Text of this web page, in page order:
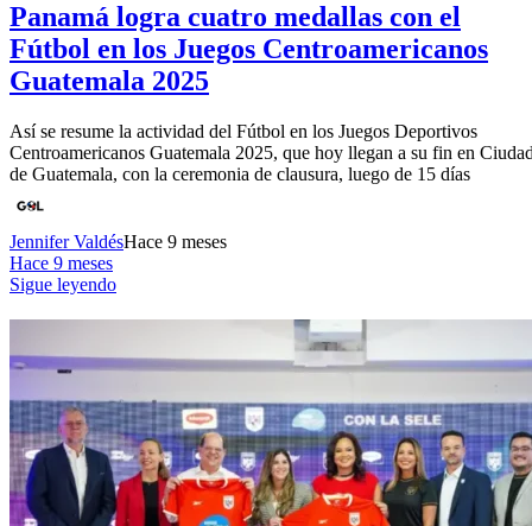
Panamá logra cuatro medallas con el
Fútbol en los Juegos Centroamericanos
Guatemala 2025
Así se resume la actividad del Fútbol en los Juegos Deportivos
Centroamericanos Guatemala 2025, que hoy llegan a su fin en
de Guatemala, con la ceremonia de clausura, luego de 15 días
Jennifer ValdésHace 9 meses
Hace 9 meses
Sigue leyendo